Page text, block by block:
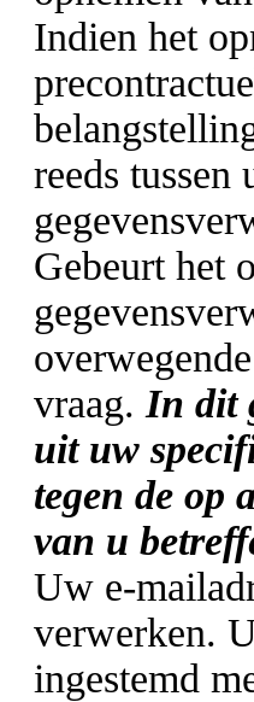
Indien het
reeds tussen
Gebeurt het
vraag. In dit
uit uw
tegen de op
van u
Uw e-
verwerken.
ingestemd